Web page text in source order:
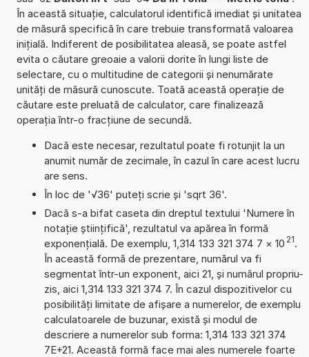
În această situație, calculatorul identifică imediat și unitatea
de măsură specifică în care trebuie transformată valoarea
inițială. Indiferent de posibilitatea aleasă, se poate astfel
evita o căutare greoaie a valorii dorite în lungi liste de
selectare, cu o multitudine de categorii și nenumărate
unități de măsură cunoscute. Toată această operație de
căutare este preluată de calculator, care finalizează
operația într-o fracțiune de secundă.
Dacă este necesar, rezultatul poate fi rotunjit la un
anumit număr de zecimale, în cazul în care acest lucru
are sens.
În loc de '√36' puteți scrie și 'sqrt 36'.
Dacă s-a bifat caseta din dreptul textului 'Numere în
notație științifică', rezultatul va apărea în formă
exponențială. De exemplu, 1,314 133 321 374 7 × 10 21.
În această formă de prezentare, numărul va fi
segmentat într-un exponent, aici 21, și numărul propriu-
zis, aici 1,314 133 321 374 7. În cazul dispozitivelor cu
posibilități limitate de afișare a numerelor, de exemplu
calculatoarele de buzunar, există și modul de
descriere a numerelor sub forma: 1,314 133 321 374
7E+21. Această formă face mai ales numerele foarte